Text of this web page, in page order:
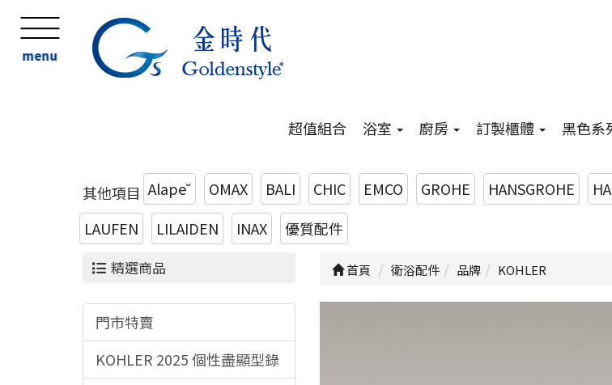
menu
超值組合 浴室 廚房 訂製櫃體 黑色系
其他項目 Alape˘ OMAX BALI CHIC EMCO GROHE HANSGROHE
LAUFEN
LILAIDEN INAX 優質配件
精選商品
門市特賣
KOHLER 2025 個性盡顯型錄
首頁 衛浴配件 品牌 KOHLER